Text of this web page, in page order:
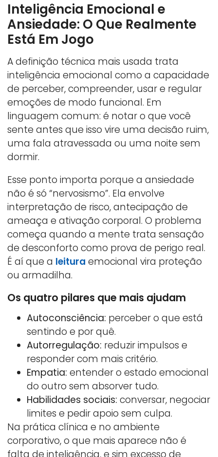
Inteligência Emocional e
Ansiedade: O Que Realmente
Está Em Jogo
A definição técnica mais usada trata
inteligência emocional como a capacidade
de perceber, compreender, usar e regular
emoções de modo funcional. Em
linguagem comum: é notar o que você
sente antes que isso vire uma decisão ruim,
uma fala atravessada ou uma noite sem
dormir.
Esse ponto importa porque a ansiedade
não é só “nervosismo”. Ela envolve
interpretação de risco, antecipação de
ameaça e ativação corporal. O problema
começa quando a mente trata sensação
de desconforto como prova de perigo real.
É aí que a leitura emocional vira proteção
ou armadilha.
Os quatro pilares que mais ajudam
Autoconsciência: perceber o que está
sentindo e por quê.
Autorregulação: reduzir impulsos e
responder com mais critério.
Empatia: entender o estado emocional
do outro sem absorver tudo.
Habilidades sociais: conversar, negociar
limites e pedir apoio sem culpa.
Na prática clínica e no ambiente
corporativo, o que mais aparece não é